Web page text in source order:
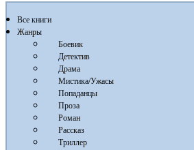
Все книги
Жанры
Боевик
Детектив
Драма
Мистика/Ужасы
Попаданцы
Проза
Роман
Рассказ
Триллер